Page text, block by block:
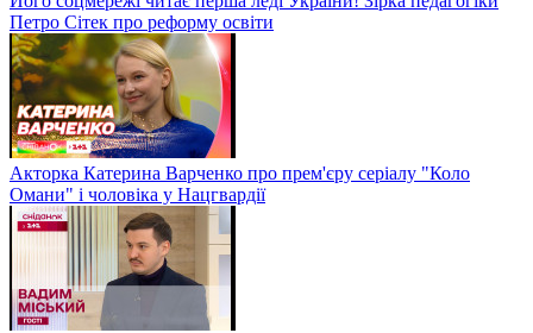
Петро Сітек про реформу освіти
Акторка Катерина Варченко про прем'єру серіалу "Коло
Омани" і чоловіка у Нацгвардії